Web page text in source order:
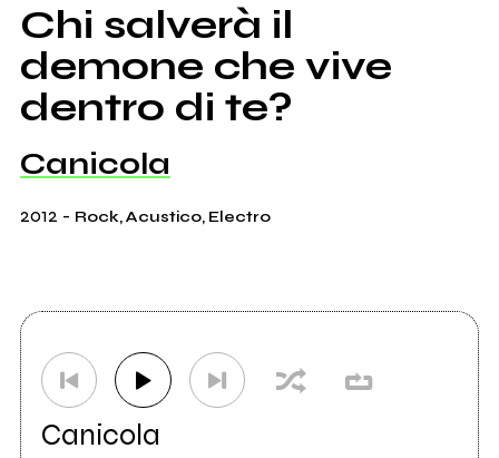
Chi salverà il
demone che vive
dentro di te?
Canicola
2012 - Rock, Acustico, Electro
Canicola